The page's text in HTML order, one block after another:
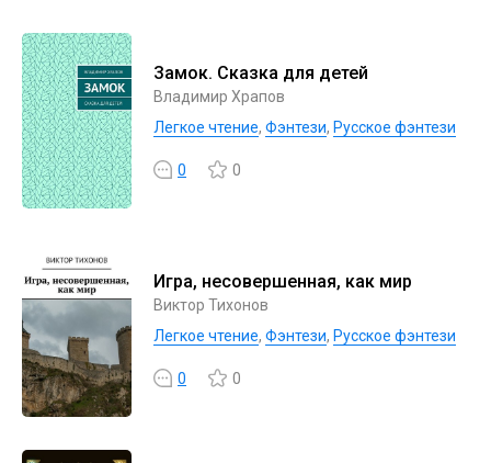
Замок. Сказка для детей
Владимир Храпов
Легкое чтение, Фэнтези, Русское фэнтези
0 0
Игра, несовершенная, как мир
Виктор Тихонов
Легкое чтение, Фэнтези, Русское фэнтези
0 0